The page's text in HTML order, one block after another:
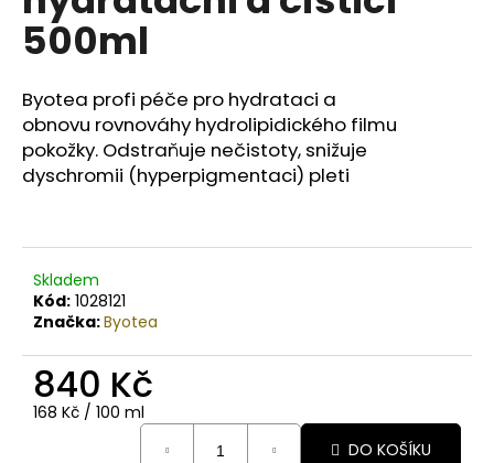
500ml
Byotea profi péče pro hydrataci a
obnovu rovnováhy hydrolipidického filmu
pokožky. Odstraňuje nečistoty, snižuje
dyschromii (hyperpigmentaci) pleti
Skladem
Kód: 1028121
Značka:Byotea
840 Kč
Měrná
168 Kč / 100 ml
DO KOŠÍKU
u
j
m
e
BODY
BANÁN
RUČNĚ
VYRÁBĚNÉ
BAMBUCKÉ
200ML
749
Kč